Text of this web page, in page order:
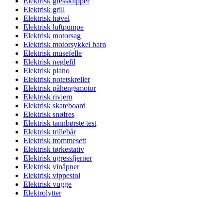
Elektrisk grill
Elektrisk høvel
Elektrisk luftpumpe
Elektrisk motorsag
Elektrisk motorsykkel barn
Elektrisk musefelle
Elektrisk neglefil
Elektrisk piano
Elektrisk potetskreller
Elektrisk påhengsmotor
Elektrisk rivjern
Elektrisk skateboard
Elektrisk snøfres
Elektrisk tannbørste test
Elektrisk trillebår
Elektrisk trommesett
Elektrisk tørkestativ
Elektrisk ugressfjerner
Elektrisk vinåpner
Elektrisk vippestol
Elektrisk vugge
Elektrolytter